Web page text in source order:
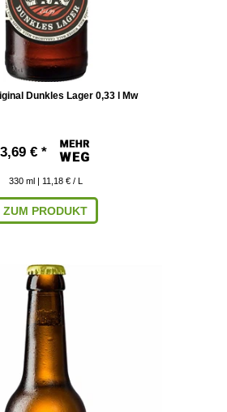
Dunkles Lager 0,33 l Mw
3,69 € *
330 ml | 11,18 € / L
ZUM PRODUKT